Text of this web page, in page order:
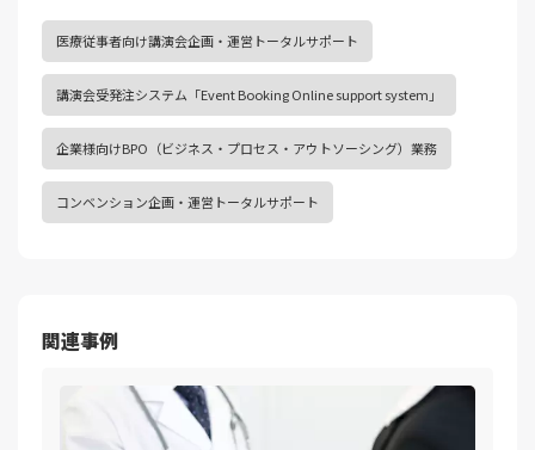
医療従事者向け講演会企画・運営トータルサポート
講演会受発注システム「Event Booking Online support system」
企業様向けBPO（ビジネス・プロセス・アウトソーシング）業務
コンベンション企画・運営トータルサポート
関連事例